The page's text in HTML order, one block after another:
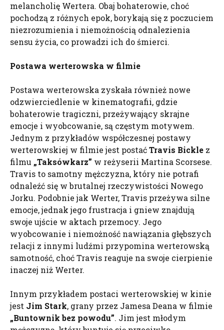
melancholię Wertera. Obaj bohaterowie, choć
pochodzą z różnych epok, borykają się z poczuciem
niezrozumienia i niemożnością odnalezienia
sensu życia, co prowadzi ich do śmierci.
Postawa werterowska w filmie
Postawa werterowska zyskała również nowe
odzwierciedlenie w kinematografii, gdzie
bohaterowie tragiczni, przeżywający skrajne
emocje i wyobcowanie, są częstym motywem.
Jednym z przykładów współczesnej postawy
werterowskiej w filmie jest postaćTravis Bickle z
filmu „Taksówkarz” w reżyserii Martina Scorsese.
Travis to samotny mężczyzna, który nie potrafi
odnaleźć się w brutalnej rzeczywistości Nowego
Jorku. Podobnie jak Werter, Travis przeżywa silne
emocje, jednak jego frustracja i gniew znajdują
swoje ujście w aktach przemocy. Jego
wyobcowanie i niemożność nawiązania głębszych
relacji z innymi ludźmi przypomina werterowską
samotność, choć Travis reaguje na swoje cierpienie
inaczej niż Werter.
Innym przykładem postaci werterowskiej w kinie
jest Jim Stark, grany przez Jamesa Deana w filmie
„Buntownik bez powodu”. Jim jest młodym